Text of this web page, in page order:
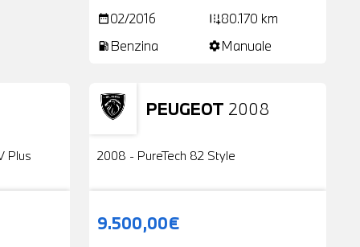
date_range02/2016 add_road80.170 km
local_gas_station Benzina settingsManuale
Plus
PEUGEOT 2008
Usato
2008 - PureTech 82 Style
9.500,00€